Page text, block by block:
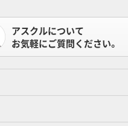
アスクルについて
お気軽にご質問ください。